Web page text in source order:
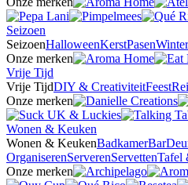
Seizoen
SeizoenHalloweenKerstPasenWinter
Onze merken
Vrije Tijd
Vrije TijdDIY & CreativiteitFeest
Onze merken
Wonen & Keuken
Wonen & KeukenBadkamerBar
OrganiserenServerenServettenTafel
Onze merken